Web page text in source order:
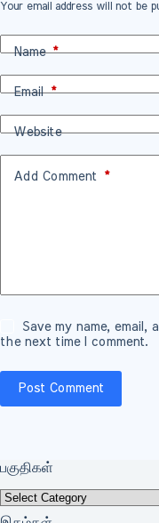
Your email address will not be
Name*
Email*
Website
Add Comment *
Save my name, email,
the next time I comment.
Post Comment
பகுதிகள்
பகுதிகள்